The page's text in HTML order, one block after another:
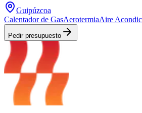
Guipúzcoa
Calentador de GasAerotermiaAire
Pedir presupuesto